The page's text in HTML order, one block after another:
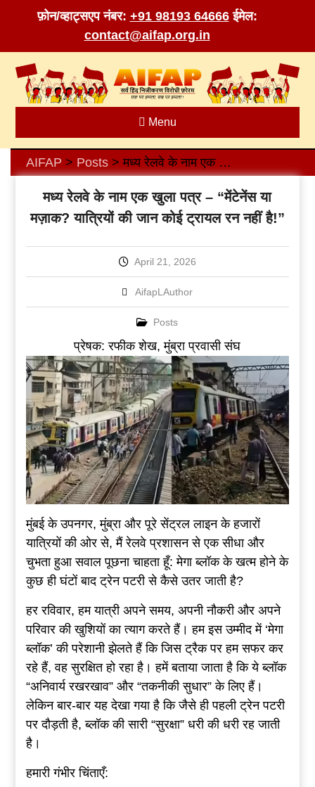
फ़ोन/व्हाट्सएप नंबर: +91 98193 64666 ईमेल:
contact@aifap.org.in
content
Menu
AIFAP > Posts> मध्य रेलवे के नाम एक खुला पत्र – “मेंटेनेंस या मज़ाक? यात्रियों की जान कोई ट्रायल रन नहीं है!”
मध्य रेलवे के नाम एक खुला पत्र – “मेंटेनेंस या
मज़ाक? यात्रियों की जान कोई ट्रायल रन नहीं है!”
April 21, 2026
AifapLAuthor
Posts
प्रेषक: रफीक शेख, मुंब्रा प्रवासी संघ
मुंबई के उपनगर, मुंब्रा और पूरे सेंट्रल लाइन के हजारों
यात्रियों की ओर से, मैं रेलवे प्रशासन से एक सीधा और
चुभता हुआ सवाल पूछना चाहता हूँ: मेगा ब्लॉक के खत्म होने के
कुछ ही घंटों बाद ट्रेन पटरी से कैसे उतर जाती है?
हर रविवार, हम यात्री अपने समय, अपनी नौकरी और अपने
परिवार की खुशियों का त्याग करते हैं। हम इस उम्मीद में ‘मेगा
ब्लॉक’ की परेशानी झेलते हैं कि जिस ट्रैक पर हम सफर कर
रहे हैं, वह सुरक्षित हो रहा है। हमें बताया जाता है कि ये ब्लॉक
“अनिवार्य रखरखाव” और “तकनीकी सुधार” के लिए हैं।
लेकिन बार-बार यह देखा गया है कि जैसे ही पहली ट्रेन पटरी
पर दौड़ती है, ब्लॉक की सारी “सुरक्षा” धरी की धरी रह जाती
है।
हमारी गंभीर चिंताएँ: